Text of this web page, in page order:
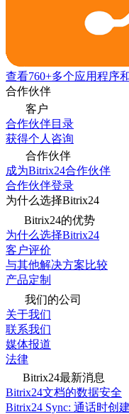
查看760+多个应用程序
合作伙伴
客户
合作伙伴目录
获得个人咨询
合作伙伴
成为Bitrix24合作伙伴
合作伙伴登录
为什么选择Bitrix24
Bitrix24的优势
为什么选择Bitrix24
客户评价
与其他解决方案比较
产品定制
我们的公司
关于我们
联系我们
媒体报道
法律
Bitrix24最新消息
Bitrix24文档的数据安全
Bitrix24 Sync: 通话时创